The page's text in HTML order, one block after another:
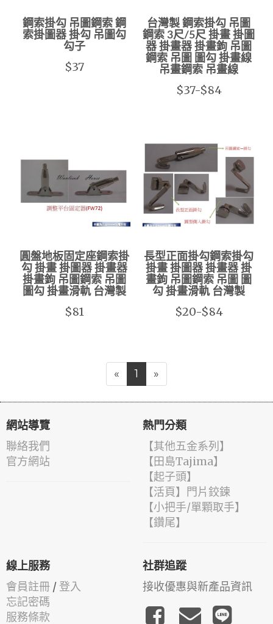
鋼索掛勾 吊圖鋼索 鋼
索掛圖器 掛勾 吊圖勾
勾子
$37
台灣製 鋼索掛勾 吊圖
鋼索 3尺/5尺 掛畫 掛圖
器 掛畫器 掛畫鉤 吊圖
鋼索 吊圖 圖勾 掛畫線
吊畫鋼索 吊畫線
$37-$84
圓盤地板固定座鋼索掛
勾 掛畫 掛圖器 掛畫器
掛畫鉤 吊圖鋼索 吊圖
圖勾 掛畫滑軌 台灣製
$81
長型正面掛勾鋼索掛勾
掛畫 掛圖器 掛畫器 掛
畫鉤 吊圖鋼索 吊圖 圖
勾 掛畫滑軌 台灣製
$20-$84
« 1 »
網站導覽
聯絡我們
官方網站
熱門分類
【其他五金系列】
【田島Tajima】
【起子頭】
【活頁】門片鉸鍊
【小把手/單顆取手】
【鑽尾】
線上服務
會員註冊 / 登入
忘記密碼
服務條款
社群追蹤
接收優惠與新產品資訊